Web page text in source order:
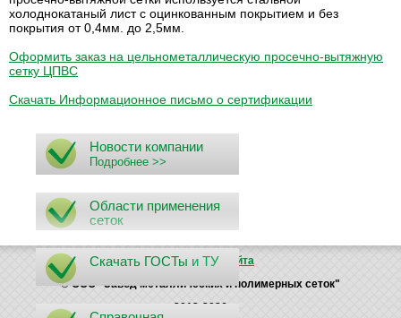
холоднокатаный лист с оцинкованным покрытием и без
покрытия от 0,4мм. до 2,5мм.
Оформить заказ на цельнометаллическую просечно-вытяжную
сетку ЦПВС
Скачать Информационное письмо о сертификации
Новости компании
Подробнее >>
Области применения
сеток
Скачать ГОСТы и ТУ
Поиск
Карта сайта
© ООО "Завод металлических и полимерных сеток"
2012-2026